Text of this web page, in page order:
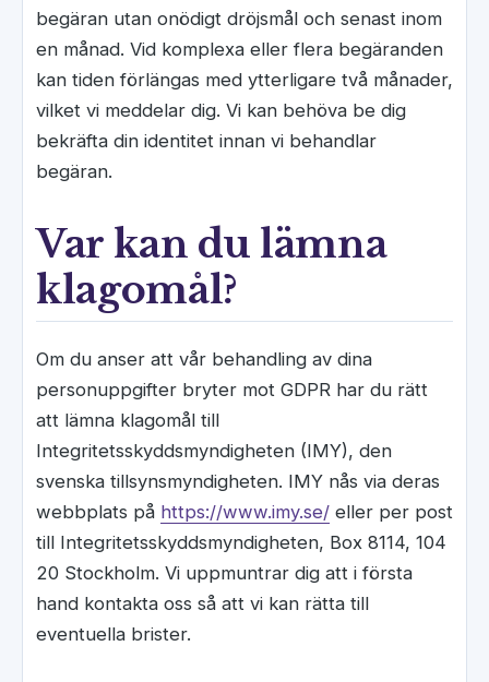
begäran utan onödigt dröjsmål och senast inom
en månad. Vid komplexa eller flera begäranden
kan tiden förlängas med ytterligare två månader,
vilket vi meddelar dig. Vi kan behöva be dig
bekräfta din identitet innan vi behandlar
begäran.
Var kan du lämna
klagomål?
Om du anser att vår behandling av dina
personuppgifter bryter mot GDPR har du rätt
att lämna klagomål till
Integritetsskyddsmyndigheten (IMY), den
svenska tillsynsmyndigheten. IMY nås via deras
webbplats på https://www.imy.se/ eller per post
till Integritetsskyddsmyndigheten, Box 8114, 104
20 Stockholm. Vi uppmuntrar dig att i första
hand kontakta oss så att vi kan rätta till
eventuella brister.